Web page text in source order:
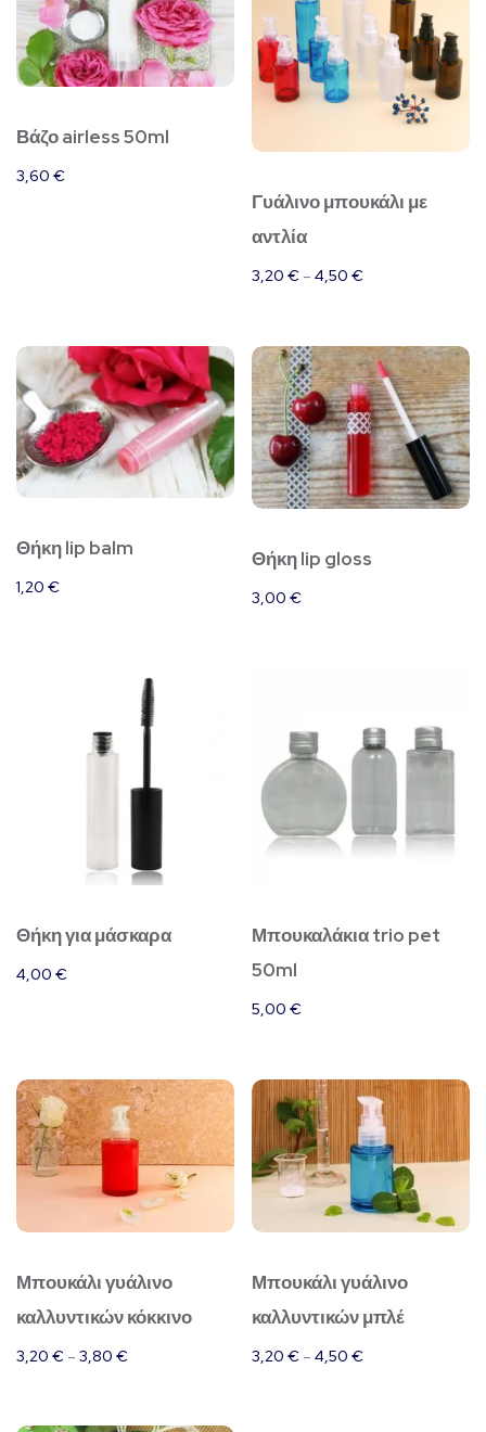
Βάζο airless 50ml
3,60 €
προϊόν
έχει
πολλαπλές
παραλλαγές.
Οι
μπορούν
να
επιλεγούν
του
προϊόντος
Γυάλινο μπουκάλι με
αντλία
3,20€ –4,50€
Θήκη lip balm
1,20 €
Θήκη lip gloss
3,00€
Θήκη για μάσκαρα
4,00 €
Μπουκαλάκια trio pet
50ml
5,00€
Αυτό
το
προϊόν
πολλαπλές
Οι
επιλογές
μπορούν
επιλεγούν
Μπουκάλι γυάλινο
καλλυντικών κόκκινο
3,20 € – 3,80 €
Αυτό
το
προϊόν
έχει
πολλαπλές
Οι
επιλογές
μπορούν
Μπουκάλι γυάλινο
καλλυντικών μπλέ
3,20€ –4,50€